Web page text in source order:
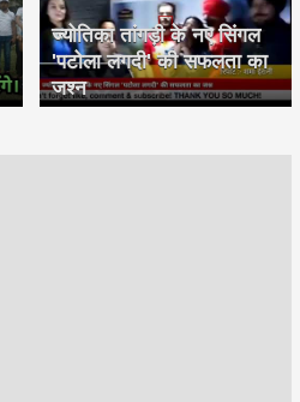
ज्योतिका तांगड़ी के नए सिंगल
'पटोला लगदी' की सफलता का
जश्न